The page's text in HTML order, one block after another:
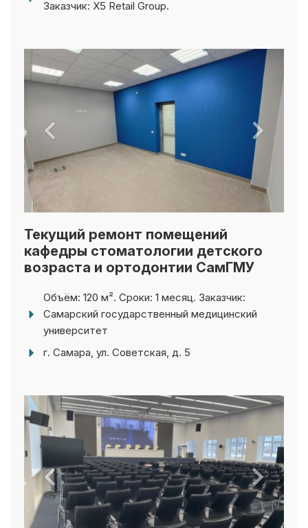
кафедры стоматологии детского
возраста и ортодонтии СамГМУ
Самарский государственный медицинский
университет
г. Самара, ул. Советская, д. 5